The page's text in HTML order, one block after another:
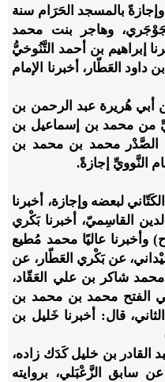
بالمسجد الحَرَام سنة
وهاجر بنت محمد
إبراهيم بن أحمد التَّنُوخيُّ
داود العَطّار، أخبرنا الإمام
أبي هُريرة عبد الرحمن بن
من محمد بن إسماعيل بن
الصَّدْر محمد بن محمد بن
النَّوويِّ إجازةً.
لبعضه وإجازة، أخبرنا
القاسِميّ، أخبرنا بَكْري
وأخبرنا عاليًا محمد مُطيع
عن بَكْري العَطّار، عن
محمد شاكر بن علي العَقّاد،
الفتح محمد بن محمد بن
قال: أخبرنا خَليل بن
القادر بن خليل كَدَك زاده،
سابق الزَّعْبَلي، بروايته